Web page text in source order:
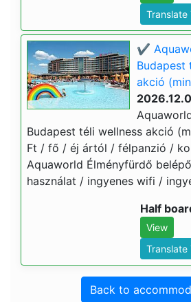
Translate
✔️
Budapest
akció
Budapest téli wellness akció
Ft / fő / éj ártól / félpanzió /
Aquaworld Élményfürdő
használat / ingyenes wifi /
Half
View
Translate
Back to